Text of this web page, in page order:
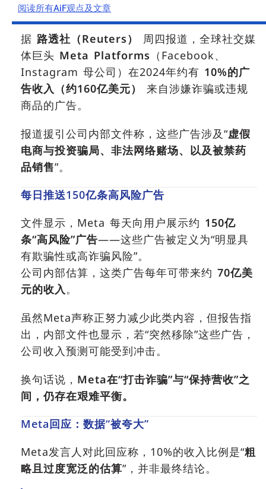
阅读所有AiF观点及文章
据 路透社（Reuters）
周四报道，全球社交媒
体巨头 Meta Platforms （Facebook、
Instagram 母公司）在2024年约有 10%的广
告收入（约160亿美元）
来自涉嫌诈骗或违规
商品的广告。
报道援引公司内部文件称，这些广告涉及“虚假
电商与投资骗局、非法网络赌场、以及被禁药
品销售”。
每日推送150亿条高风险广告
文件显示，Meta 每天向用户展示约 150亿
条“高风险”广告——这些广告被定义为“明显具
有欺骗性或高诈骗风险”。
公司内部估算，这类广告每年可带来约 70亿美
元的收入。
虽然Meta声称正努力减少此类内容，但报告指
出，内部文件也显示，若“突然移除”这些广告，
公司收入预测可能受到冲击。
换句话说， Meta在“打击诈骗”与“保持营收”之
间，仍存在艰难平衡。
Meta回应：数据“被夸大”
Meta发言人对此回应称，10%的收入比例是“粗
略且过度宽泛的估算”，并非最终结论。